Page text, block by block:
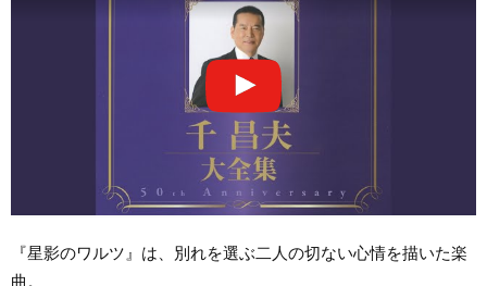
『星影のワルツ』は、別れを選ぶ二人の切ない心情を描いた楽
曲。